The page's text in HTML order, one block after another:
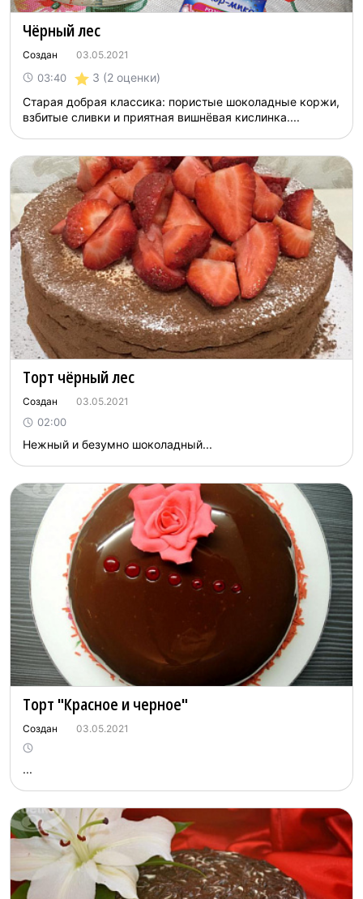
Чёрный лес
Создан 03.05.2021
03:40 3 (2 оценки)
Старая добрая классика: пористые шоколадные коржи,
взбитые сливки и приятная вишнёвая кислинка....
Торт чёрный лес
Создан 03.05.2021
02:00
Нежный и безумно шоколадный...
Торт "Красное и черное"
Создан 03.05.2021
...